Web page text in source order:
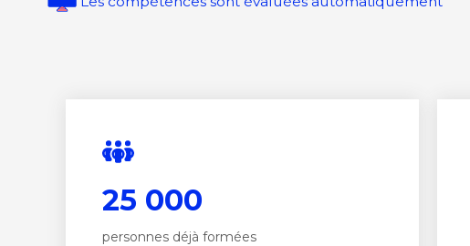
25 000
personnes déjà formées